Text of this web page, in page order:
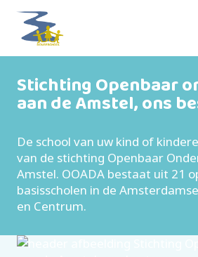
Stichting Openbaar
aan de Amstel, ons
De school van uw kind of
van de stichting Openbaar
Amstel. OOADA bestaat uit 21
basisscholen in de
en Centrum.